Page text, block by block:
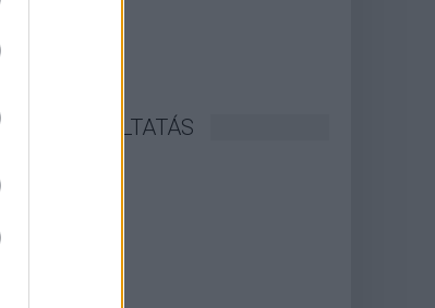
SZOLGÁLTATÁS